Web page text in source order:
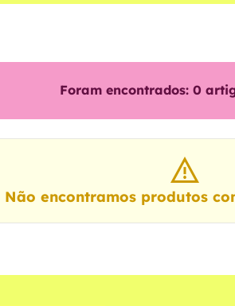
Foram encontrados: 0
Não encontramos produtos